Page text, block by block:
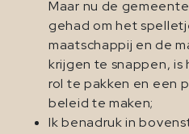
Maar nu de
gehad om het
maatschappij en de
krijgen te snappen,
rol te pakken en een
beleid te maken;
Ik benadruk in